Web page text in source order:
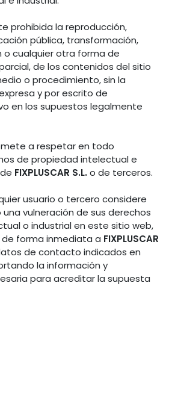
prohibida la reproducción,
pública, transformación,
o cualquier otra forma de
de los contenidos del sitio
o procedimiento, sin la
y por escrito de
en los supuestos legalmente
a respetar en todo
de propiedad intelectual e
FIXPLUSCAR S.L.o de terceros.
usuario o tercero considere
vulneración de sus derechos
o industrial en este sitio web,
forma inmediata a FIXPLUSCAR
de contacto indicados en
la información y
para acreditar la supuesta